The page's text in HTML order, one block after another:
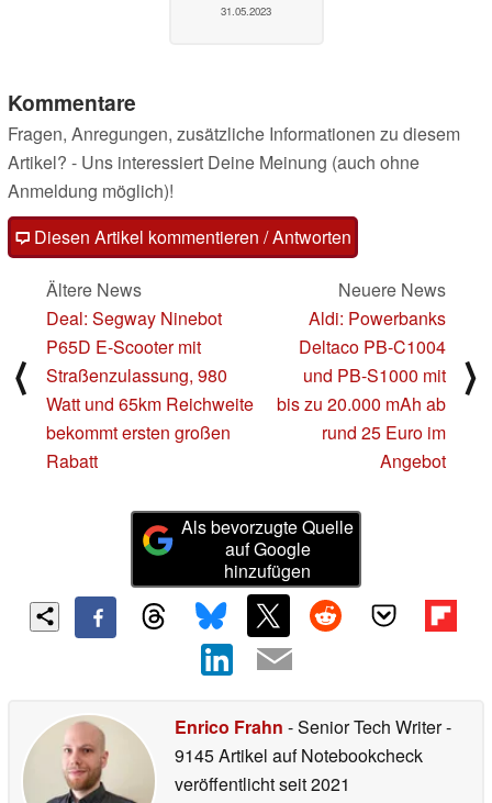
31.05.2023
Kommentare
Fragen, Anregungen, zusätzliche Informationen zu diesem
Artikel? - Uns interessiert Deine Meinung (auch ohne
Anmeldung möglich)!
Diesen Artikel kommentieren / Antworten
⟨
Ältere News
Deal: Segway Ninebot
P65D E-Scooter mit
Straßenzulassung, 980
Watt und 65km Reichweite
bekommt ersten großen
Rabatt
Neuere News
Aldi: Powerbanks
Deltaco PB-C1004
und PB-S1000 mit
bis zu 20.000 mAh ab
rund 25 Euro im
Angebot
⟩
Als bevorzugte Quelle
auf Google
hinzufügen
Enrico Frahn - Senior Tech Writer-
9145 Artikel auf Notebookcheck
veröffentlichtseit 2021